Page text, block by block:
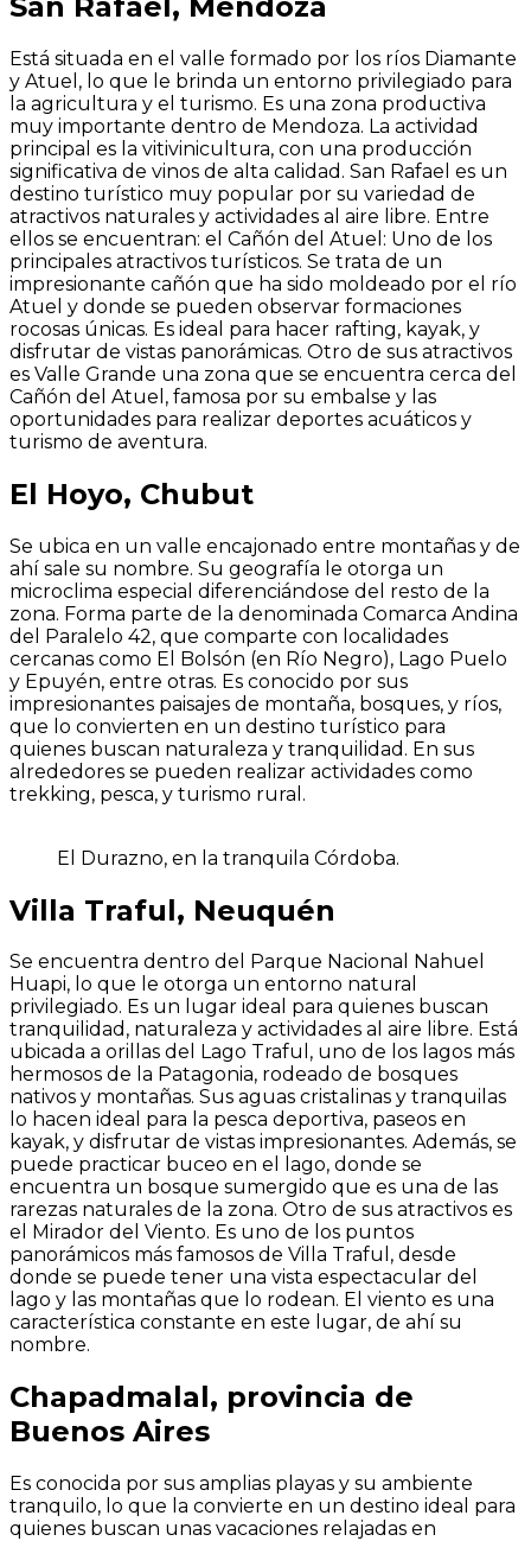
Está situada en el valle formado por los ríos Diamante
y Atuel, lo que le brinda un entorno privilegiado para
la agricultura y el turismo. Es una zona productiva
muy importante dentro de Mendoza. La actividad
principal es la vitivinicultura, con una producción
significativa de vinos de alta calidad. San Rafael es un
destino turístico muy popular por su variedad de
atractivos naturales y actividades al aire libre. Entre
ellos se encuentran: el Cañón del Atuel: Uno de los
principales atractivos turísticos. Se trata de un
impresionante cañón que ha sido moldeado por el río
Atuel y donde se pueden observar formaciones
rocosas únicas. Es ideal para hacer rafting, kayak, y
disfrutar de vistas panorámicas. Otro de sus atractivos
es Valle Grande una zona que se encuentra cerca del
Cañón del Atuel, famosa por su embalse y las
oportunidades para realizar deportes acuáticos y
turismo de aventura.
El Hoyo, Chubut
Se ubica en un valle encajonado entre montañas y de
ahí sale su nombre. Su geografía le otorga un
microclima especial diferenciándose del resto de la
zona. Forma parte de la denominada Comarca Andina
del Paralelo 42, que comparte con localidades
cercanas como El Bolsón (en Río Negro), Lago Puelo
y Epuyén, entre otras. Es conocido por sus
impresionantes paisajes de montaña, bosques, y ríos,
que lo convierten en un destino turístico para
quienes buscan naturaleza y tranquilidad. En sus
alrededores se pueden realizar actividades como
trekking, pesca, y turismo rural.
El Durazno, en la tranquila Córdoba.
Villa Traful, Neuquén
Se encuentra dentro del Parque Nacional Nahuel
Huapi, lo que le otorga un entorno natural
privilegiado. Es un lugar ideal para quienes buscan
tranquilidad, naturaleza y actividades al aire libre. Está
ubicada a orillas del Lago Traful, uno de los lagos más
hermosos de la Patagonia, rodeado de bosques
nativos y montañas. Sus aguas cristalinas y tranquilas
lo hacen ideal para la pesca deportiva, paseos en
kayak, y disfrutar de vistas impresionantes. Además, se
puede practicar buceo en el lago, donde se
encuentra un bosque sumergido que es una de las
rarezas naturales de la zona. Otro de sus atractivos es
el Mirador del Viento. Es uno de los puntos
panorámicos más famosos de Villa Traful, desde
donde se puede tener una vista espectacular del
lago y las montañas que lo rodean. El viento es una
característica constante en este lugar, de ahí su
nombre.
Chapadmalal, provincia de
Buenos Aires
Es conocida por sus amplias playas y su ambiente
tranquilo, lo que la convierte en un destino ideal para
quienes buscan unas vacaciones relajadas en